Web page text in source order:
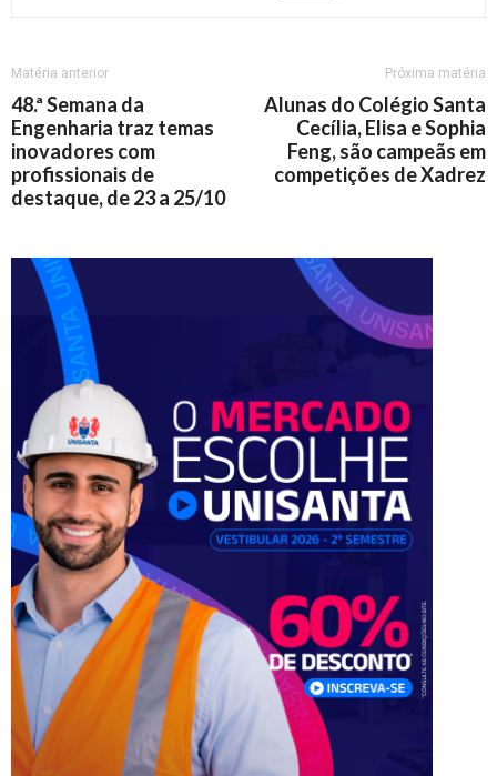
Matéria anterior
48.ª Semana da
Engenharia traz temas
inovadores com
profissionais de
destaque, de 23 a 25/10
Próxima matéria
Alunas do Colégio Santa
Cecília, Elisa e Sophia
Feng, são campeãs em
competições de Xadrez